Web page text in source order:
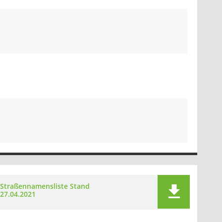
Straßennamensliste Stand
27.04.2021